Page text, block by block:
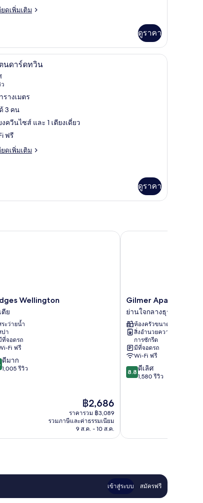
ดเพิ่มเติม
ดูราคา
Fi ฟรี
ร์ด
โต๊ะทำงาน, ผ้าม่านกันแสง, เตารีด/โต๊ะรีดผ้า,
นดาร์ดทวิน
รางเมตร
3 คน
งควีนไซส์ และ 1 เตียงเดี่ยว
ฟรี
ดเพิ่มเติม
ดูราคา
Wellington
ตีย
ระว่ายน้ำ
ปา
ที่จอดรถ
Fi ฟรี
ดีมาก
1,005 รีวิว
ราคา
ปัจจุบัน
คือ
฿2,686
฿2,686
ราคารวม ฿3,089
รวมภาษีและค่าธรรมเนียม
9 ส.ค. - 10 ส.ค.
Wellington
Gilmer
Apartment
Hotel
ย่าน
ใจกลาง
ธุรกิจ
เวลลิงตัน
Gilmer Apartment
ย่านใจกลางธุรกิจเวลลิง
ห้องครัวขนาดเล็ก
สิ่งอำนวยความสะดวกใน
การซักรีด
มีที่จอดรถ
Wi-Fi ฟรี
8.8
จาก
8.8 ดีเลิศ
1,580 รีวิว
Gilmer Apartment
เข้าสู่ระบบ สมัครฟรี